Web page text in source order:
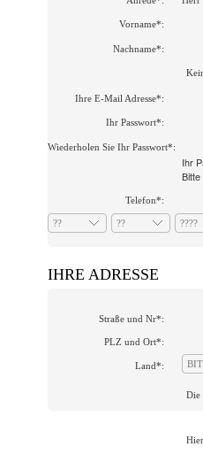
Vorname*:
Nachname*:
Ihre E-Mail Adresse*:
Ihr Passwort*:
Wiederholen Sie Ihr Passwort*:
Ihr
Telefon*:
?? ?? ????
IHRE ADRESSE
Straße und Nr*:
PLZ und Ort*:
Land*:
Die